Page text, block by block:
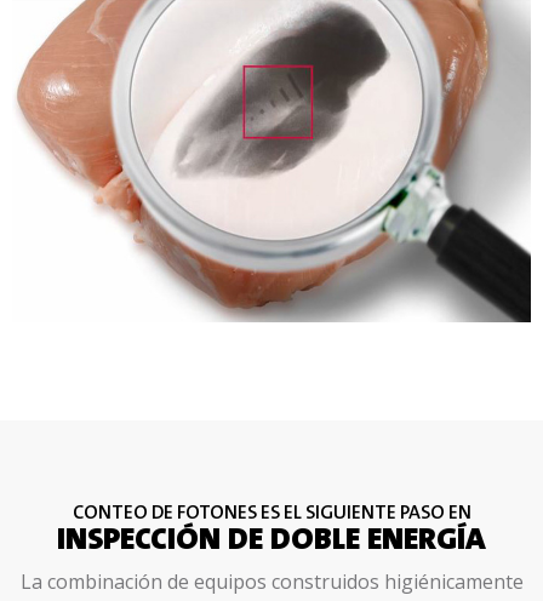
CONTEO DE FOTONES ES EL SIGUIENTE PASO EN
INSPECCIÓN DE DOBLE ENERGÍA
La combinación de equipos construidos higiénicamente